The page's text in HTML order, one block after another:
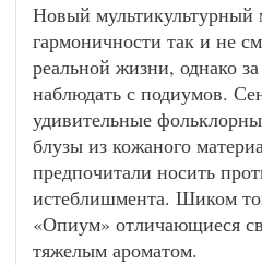
Новый мультикультурный
гармоничности так и не
реальной жизни, однако
наблюдать с подиумов.
удивительные
блузы из кожаного
предпочитали носить
истеблишмента. Шиком
«Опиум» отличающиеся
тяжелым ароматом.